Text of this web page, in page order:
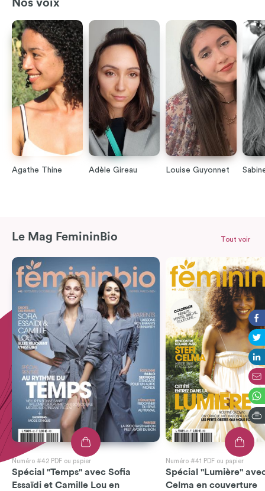
Nos voix
Agathe Thine Adèle Gireau Louise Guyonnet
Le Mag FemininBio
Numéro #42 PDF ou papier
Spécial "Temps" avec Sofia
Essaïdi et Camille Lou en
Numéro #41 PDF ou papier
Spécial "Lumière"
Celma en couverture
Tout voir